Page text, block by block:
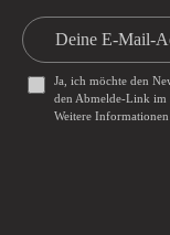
Ja, ich möchte den
den Abmelde-Link im
Weitere